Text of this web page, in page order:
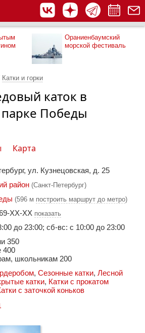
Ораниенбаумский
морской фестиваль
Катки и горки
каток в
Победы
Карта
ул. Кузнецовская, д. 25
район (Санкт-Петербург)
(596 м построить маршрут до метро)
XX-XX показать
до 23:00; сб-вс: с 10:00 до 23:00
350
400
школьникам 200
, Сезонные катки, Лесной
катки, Катки с прокатом
с заточкой коньков